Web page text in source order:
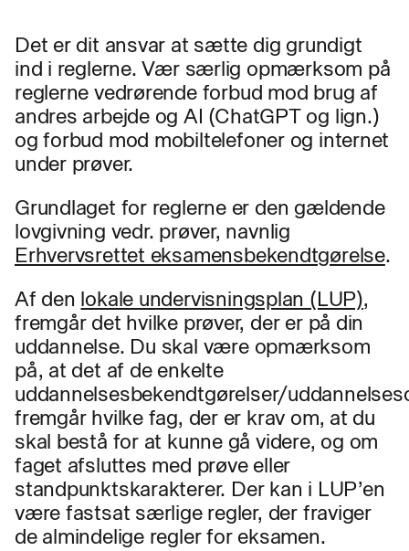
Det er dit ansvar at sætte dig grundigt
ind i reglerne. Vær særlig opmærksom på
reglerne vedrørende forbud mod brug af
andres arbejde og AI (ChatGPT og lign.)
og forbud mod mobiltelefoner og internet
under prøver.
Grundlaget for reglerne er den gældende
lovgivning vedr. prøver, navnlig
Erhvervsrettet eksamensbekendtgørelse.
Af den lokale undervisningsplan (LUP),
fremgår det hvilke prøver, der er på din
uddannelse. Du skal være opmærksom
på, at det af de enkelte
uddannelsesbekendtgørelser/
fremgår hvilke fag, der er krav om, at du
skal bestå for at kunne gå videre, og om
faget afsluttes med prøve eller
standpunktskarakterer. Der kan i LUP’en
være fastsat særlige regler, der fraviger
de almindelige regler for eksamen.